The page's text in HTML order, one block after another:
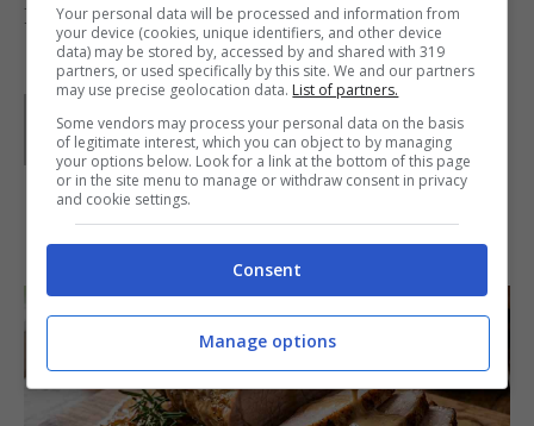
Foto diJessica and Lon Binder
Parole di
IN PRIMO PIANO
Your personal data will be processed and information from
your device (cookies, unique identifiers, and other device
data) may be stored by, accessed by and shared with 319
partners, or used specifically by this site. We and our partners
may use precise geolocation data. List of partners.
Some vendors may process your personal data on the basis
of legitimate interest, which you can object to by managing
your options below. Look for a link at the bottom of this page
or in the site menu to manage or withdraw consent in privacy
and cookie settings.
Consent
Manage options